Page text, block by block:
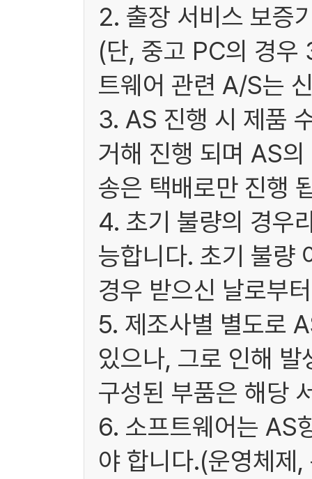
2. 출장 서비스 보증
(단, 중고 PC의 경우
트웨어 관련 A/S는
3. AS 진행 시 제품
거해 진행 되며 AS
송은 택배로만 진행
4. 초기 불량의 경우
능합니다. 초기 불량
경우 받으신 날로부
5. 제조사별 별도로
있으나, 그로 인해
구성된 부품은 해당
6. 소프트웨어는 AS
야 합니다.(운영체제